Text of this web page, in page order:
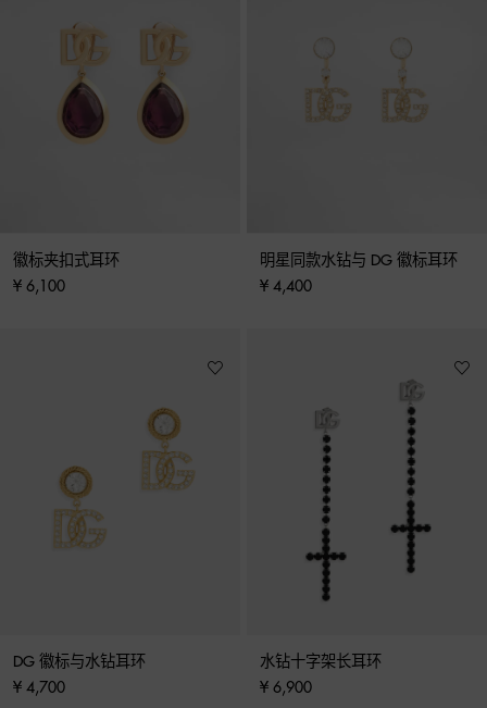
徽标夹扣式耳环
¥ 6,100
明星同款水钻与 DG 徽标耳环
¥ 4,400
DG 徽标与水钻耳环
¥ 4,700
水钻十字架长耳环
¥ 6,900